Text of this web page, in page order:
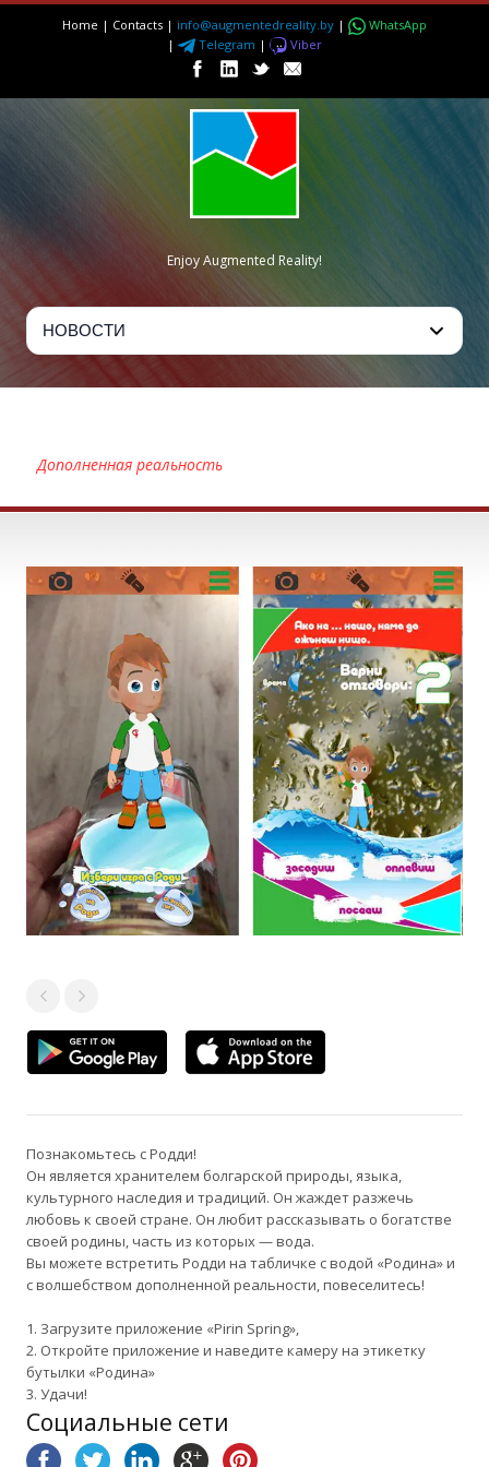
Home | Contacts | info@augmentedreality.by |
WhatsApp
|
Telegram | Viber
Enjoy Augmented Reality!
Дополненная реальность
Познакомьтесь с Родди!
Он является хранителем болгарской природы, языка,
культурного наследия и традиций. Он жаждет разжечь
любовь к своей стране. Он любит рассказывать о богатстве
своей родины, часть из которых — вода.
Вы можете встретить Родди на табличке с водой «Родина» и
с волшебством дополненной реальности, повеселитесь!
1. Загрузите приложение «Pirin Spring»,
2. Откройте приложение и наведите камеру на этикетку
бутылки «Родина»
3. Удачи!
Социальные сети